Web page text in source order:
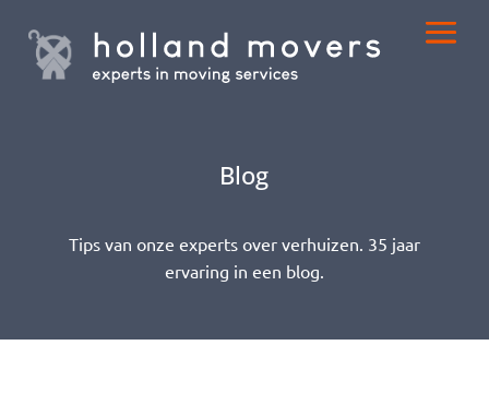
Blog
Tips van onze experts over verhuizen. 35 jaar
ervaring in een blog.